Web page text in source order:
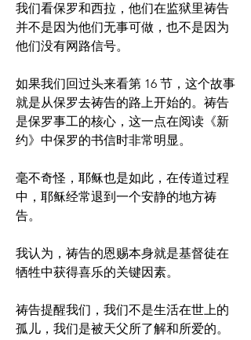
我们看保罗和西拉，他们在监狱里祷告
并不是因为他们无事可做，也不是因为
他们没有网路信号。
如果我们回过头来看第 16 节，这个故事
就是从保罗去祷告的路上开始的。祷告
是保罗事工的核心，这一点在阅读《新
约》中保罗的书信时非常明显。
毫不奇怪，耶稣也是如此，在传道过程
中，耶稣经常退到一个安静的地方祷
告。
我认为，祷告的恩赐本身就是基督徒在
牺牲中获得喜乐的关键因素。
祷告提醒我们，我们不是生活在世上的
孤儿，我们是被天父所了解和所爱的。